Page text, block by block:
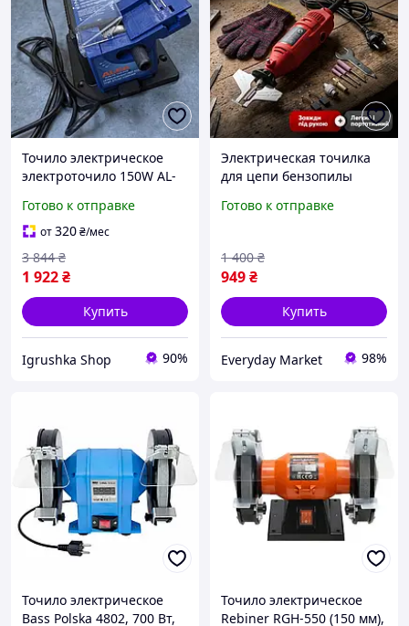
Точило электрическое
электроточило 150W AL-
Универсальный станок
для заточки инструмента,
RYH
Готово к отправке
от320₴/мес
1 922₴
3 844 ₴
Купить
Igrushka Shop 90%
Электрическая точилка
для цепи бензопилы
электроточилка машинка
Готово к отправке
949₴
1 400 ₴
Купить
Everyday Market 98%
Точило электрическое
Bass Polska 4802, 700 Вт,
Точило электрическое
Rebiner RGH-550 (150 мм),